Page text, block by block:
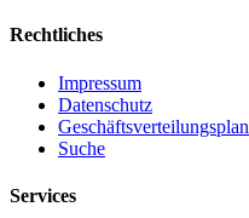
Rechtliches
Impressum
Datenschutz
Geschäftsverteilungsplan
Suche
Services